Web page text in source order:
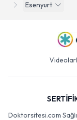
Esenyurt
Videolar
Doktorsitesi.com